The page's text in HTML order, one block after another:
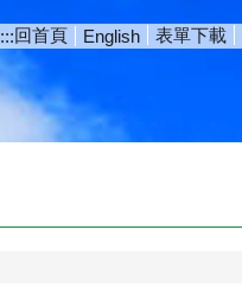
:::回首頁 English 表單下載